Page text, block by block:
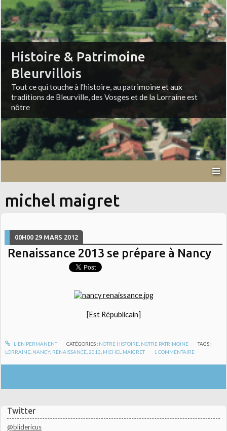
Twitter
@blidericus
Histoire & Patrimoine
Bleurvillois
Tout ce qui touche à l'histoire, au patrimoine et aux
traditions de Bleurville, des Vosges et de la Lorraine est
nôtre
michel maigret
00H00 29 MARS 2012
Renaissance 2013 se prépare à Nancy
[Est Républicain]
LIEN PERMANENT CATÉGORIES : NOTRE HISTOIRE, NOTRE PATRIMOINE
TAGS :
LORRAINE NANCY, RENAISSANCE ,2013 MICHEL MAIGRET 1 COMMENTAIRE